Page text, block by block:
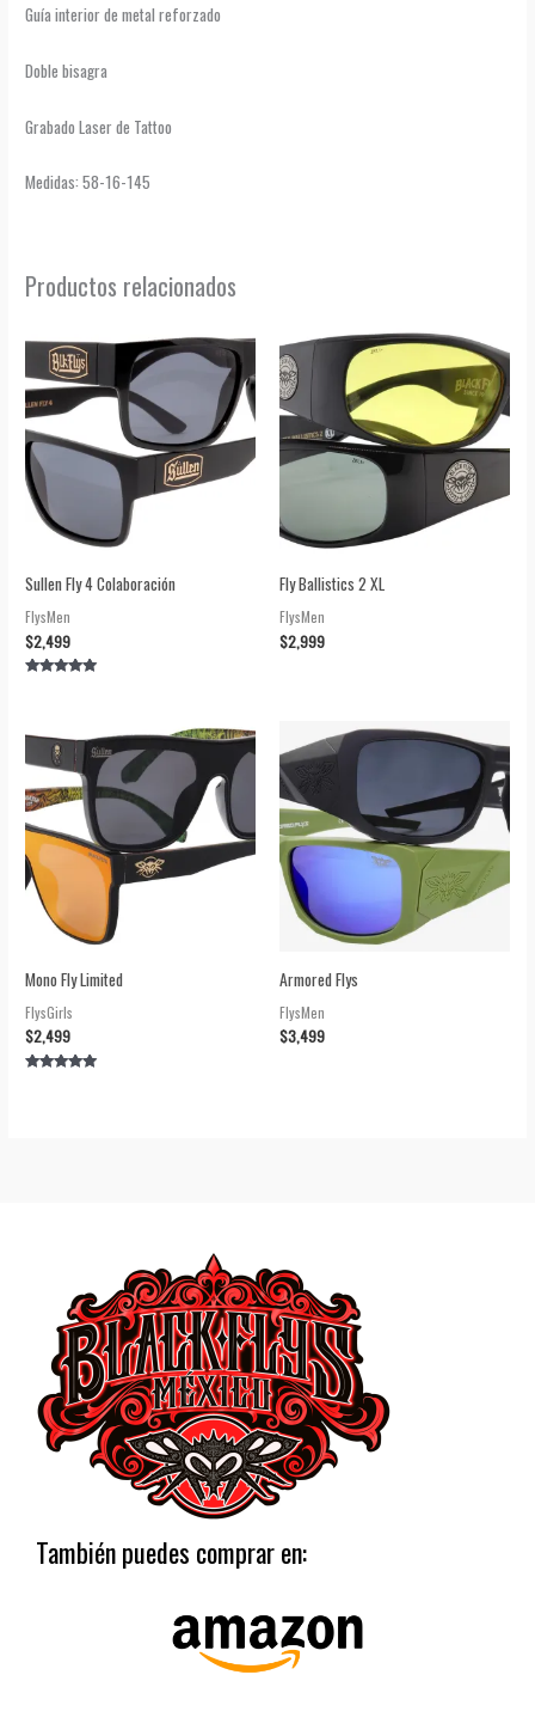
Guía interior de metal reforzado
Doble bisagra
Grabado Laser de Tattoo
Medidas: 58-16-145
Productos relacionados
Sullen Fly 4 Colaboración
FlysMen
$2,499
Fly Ballistics 2 XL
FlysMen
$2,999
Mono Fly Limited
FlysGirls
$2,499
Armored Flys
FlysMen
$3,499
También puedes comprar en: